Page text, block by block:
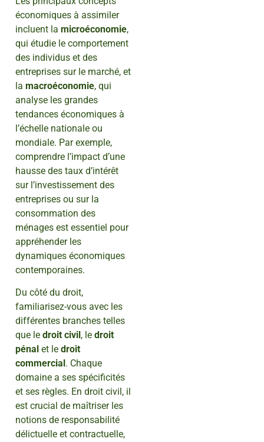
économiques à assimiler
incluent la microéconomie,
qui étudie le comportement
des individus et des
entreprises sur le marché, et
la macroéconomie, qui
analyse les grandes
tendances économiques à
l’échelle nationale ou
mondiale. Par exemple,
comprendre l’impact d’une
hausse des taux d’intérêt
sur l’investissement des
entreprises ou sur la
consommation des
ménages est essentiel pour
appréhender les
dynamiques économiques
contemporaines.
Du côté du droit,
familiarisez-vous avec les
différentes branches telles
que le droit civil, le droit
pénal et le droit
commercial. Chaque
domaine a ses spécificités
et ses règles. En droit civil, il
est crucial de maîtriser les
notions de responsabilité
délictuelle et contractuelle,